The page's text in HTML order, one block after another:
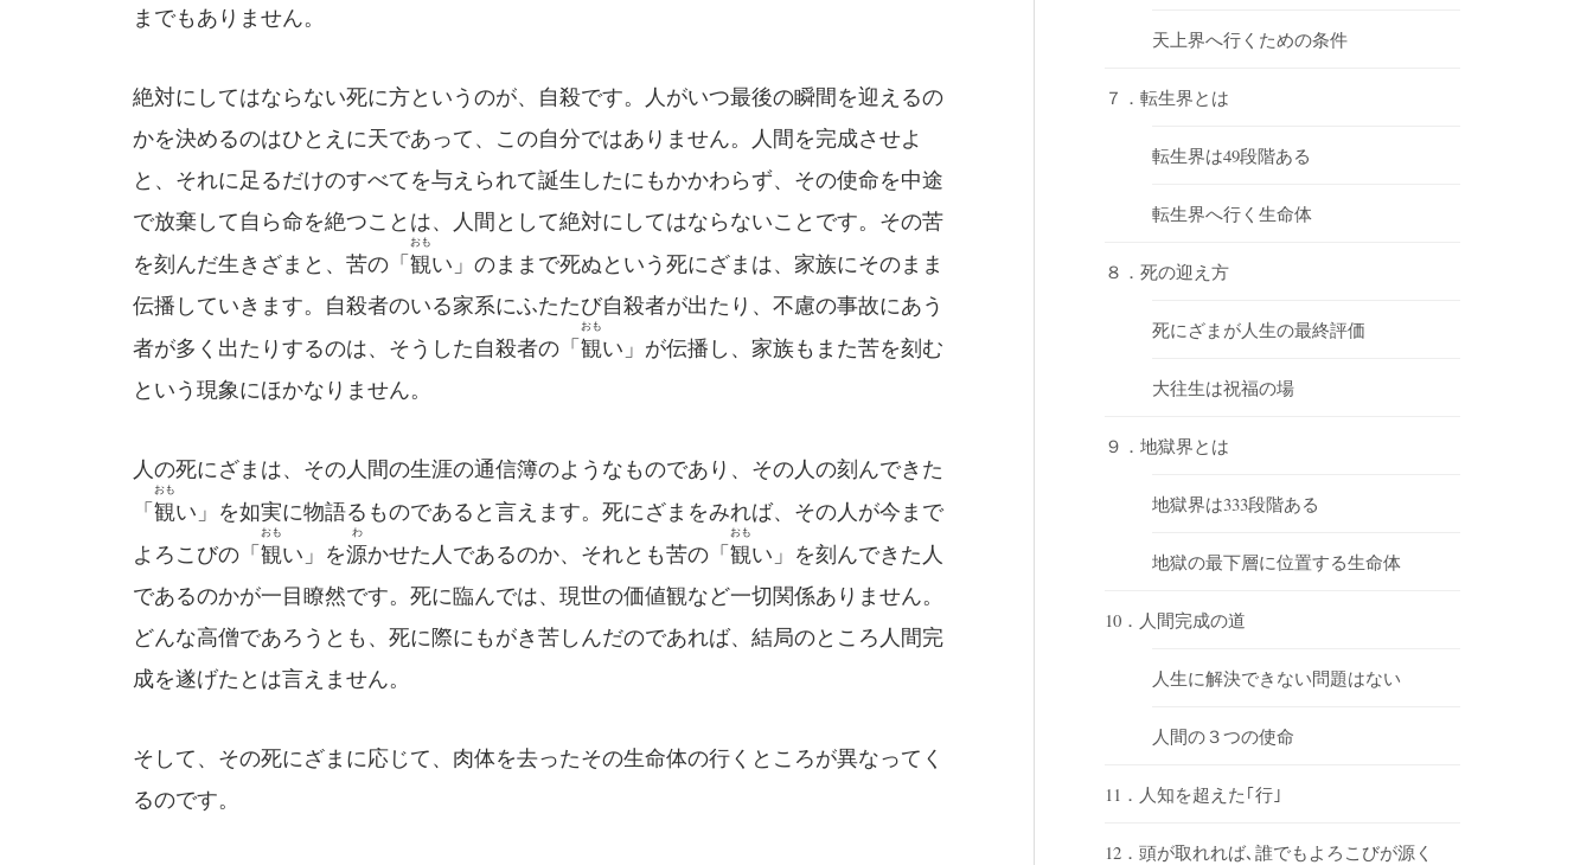
までもありません。
絶対にしてはならない死に方というのが、自殺です。人がいつ最後の瞬間を迎えるの
かを決めるのはひとえに天であって、この自分ではありません。人間を完成させよ
と、それに足るだけのすべてを与えられて誕生したにもかかわらず、その使命を中途
で放棄して自ら命を絶つことは、人間として絶対にしてはならないことです。その苦
を刻んだ生きざまと、苦の「観
おも
い」のままで死ぬという死にざまは、家族にそのまま
伝播していきます。自殺者のいる家系にふたたび自殺者が出たり、不慮の事故にあう
者が多く出たりするのは、そうした自殺者の「観
おも
い」が伝播し、家族もまた苦を刻む
という現象にほかなりません。
人の死にざまは、その人間の生涯の通信簿のようなものであり、その人の刻んできた
「観
おも
い」を如実に物語るものであると言えます。死にざまをみれば、その人が今まで
よろこびの「観
おも
い」を源
わ
かせた人であるのか、それとも苦の「観
おも
い」を刻んできた人
であるのかが一目瞭然です。死に臨んでは、現世の価値観など一切関係ありません。
どんな高僧であろうとも、死に際にもがき苦しんだのであれば、結局のところ人間完
成を遂げたとは言えません。
そして、その死にざまに応じて、肉体を去ったその生命体の行くところが異なってく
るのです。
天上界へ行くための条件
７．転生界とは
転生界は49段階ある
転生界へ行く生命体
８．死の迎え方
死にざまが人生の最終評価
大往生は祝福の場
９．地獄界とは
地獄界は333段階ある
地獄の最下層に位置する生命体
10．人間完成の道
人生に解決できない問題はない
人間の３つの使命
11．人知を超えた｢行｣
12．頭が取れれば､誰でもよろこびが源く